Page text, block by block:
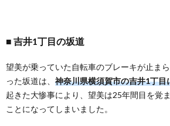
吉井1丁目の坂道
望美が乗っていた自転車のブレーキが止ま
った坂道は、 神奈川県横須賀市の吉井1丁目
起きた大惨事により、望美は25年間目を覚
ことになってしまいました。